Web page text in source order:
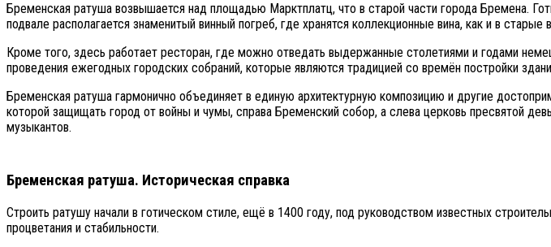
Бременская ратуша возвышается над площадью Марктплатц, что в старой части города Бремена.
подвале располагается знаменитый винный погреб, где хранятся коллекционные вина, как и в старые
Кроме того, здесь работает ресторан, где можно отведать выдержанные столетиями и годами
проведения ежегодных городских собраний, которые являются традицией со времён постройки
Бременская ратуша гармонично объединяет в единую архитектурную композицию и другие
которой защищать город от войны и чумы, справа Бременский собор, а слева церковь пресвятой
музыкантов.
Бременская ратуша. Историческая справка
Строить ратушу начали в готическом стиле, ещё в 1400 году, под руководством известных
процветания и стабильности.